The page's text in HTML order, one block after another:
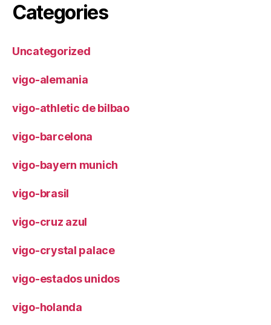
Categories
Uncategorized
vigo-alemania
vigo-athletic de bilbao
vigo-barcelona
vigo-bayern munich
vigo-brasil
vigo-cruz azul
vigo-crystal palace
vigo-estados unidos
vigo-holanda